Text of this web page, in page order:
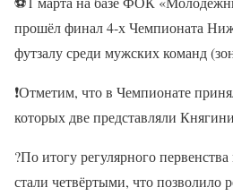
прошёл финал 4-х Чемпионата
футзалу среди мужских команд
❗Отметим, что в Чемпионате
которых две представляли
?По итогу регулярного
стали четвёртыми, что позволило